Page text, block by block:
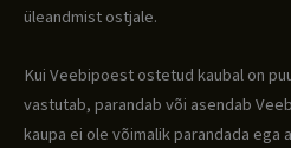
üleandmist ostjale.
Kui Veebipoest ostetud kaubal on
vastutab, parandab või asendab
kaupa ei ole võimalik parandada ega